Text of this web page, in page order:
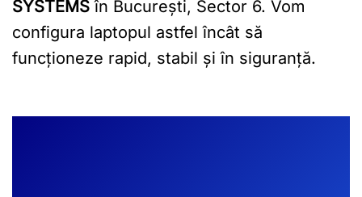
SYSTEMS în București, Sector 6. Vom
configura laptopul astfel încât să
funcționeze rapid, stabil și în siguranță.